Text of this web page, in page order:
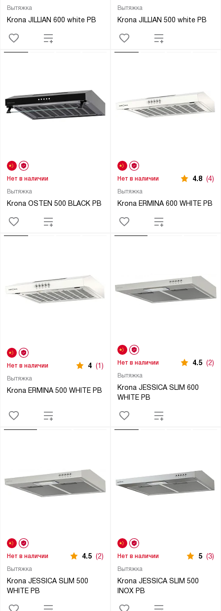
Вытяжка
Krona JILLIAN 600 white PB
Вытяжка
Krona JILLIAN 500 white PB
Вытяжка
Krona OSTEN 500 BLACK PB
Нет в наличии
Вытяжка
Krona ERMINA 600 WHITE PB
Нет в наличии 4.8 (4)
Вытяжка
Krona ERMINA 500 WHITE PB
Нет в наличии 4 (1)
Вытяжка
Krona JESSICA SLIM 600
WHITE PB
Нет в наличии 4.5 (2)
Вытяжка
Krona JESSICA SLIM 500
WHITE PB
Нет в наличии 4.5 (2)
Вытяжка
Krona JESSICA SLIM 500
INOX PB
Нет в наличии 5 (3)